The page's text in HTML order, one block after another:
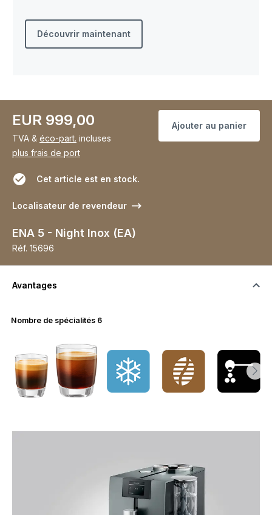
Découvrir maintenant
EUR 999,00
TVA & éco-part. incluses
plus frais de port
Ajouter au panier
Cet article est en stock.
Localisateur de revendeur
ENA 5 - Night Inox (EA)
Réf. 15696
Avantages